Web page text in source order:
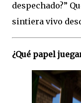
despechado?”
sintiera vivo
¿Qué papel